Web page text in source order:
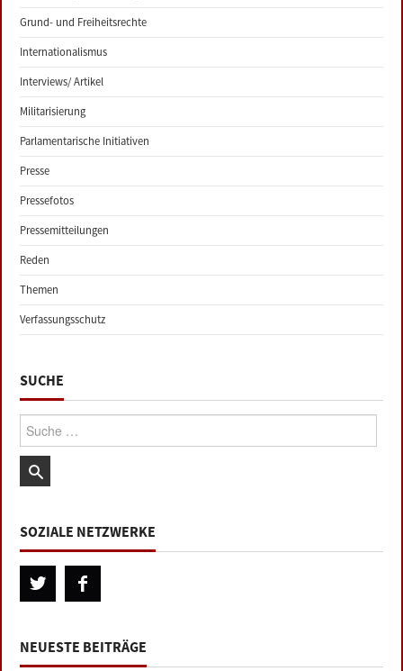
Grund- und Freiheitsrechte
Internationalismus
Interviews/ Artikel
Militarisierung
Parlamentarische Initiativen
Presse
Pressefotos
Pressemitteilungen
Reden
Themen
Verfassungsschutz
SUCHE
Suche:
SOZIALE NETZWERKE
NEUESTE BEITRÄGE